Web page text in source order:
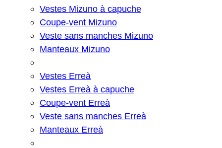
Vestes Mizuno à capuche
Coupe-vent Mizuno
Veste sans manches Mizuno
Manteaux Mizuno
Vestes Erreà
Vestes Erreà à capuche
Coupe-vent Erreà
Veste sans manches Erreà
Manteaux Erreà